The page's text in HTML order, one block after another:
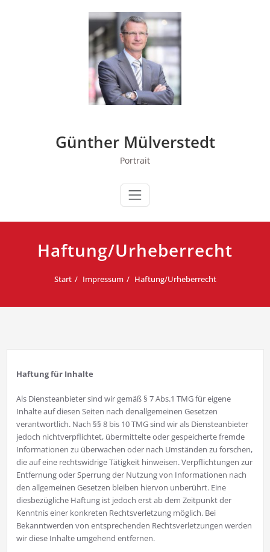
Günther Mülverstedt
Portrait
Haftung/Urheberrecht
Start Impressum Haftung/Urheberrecht
Haftung für Inhalte
Als Diensteanbieter sind wir gemäß § 7 Abs.1 TMG für eigene
Inhalte auf diesen Seiten nach denallgemeinen Gesetzen
verantwortlich. Nach §§ 8 bis 10 TMG sind wir als Diensteanbieter
jedoch nichtverpflichtet, übermittelte oder gespeicherte fremde
Informationen zu überwachen oder nach Umständen zu forschen,
die auf eine rechtswidrige Tätigkeit hinweisen. Verpflichtungen zur
Entfernung oder Sperrung der Nutzung von Informationen nach
den allgemeinen Gesetzen bleiben hiervon unberührt. Eine
diesbezügliche Haftung ist jedoch erst ab dem Zeitpunkt der
Kenntnis einer konkreten Rechtsverletzung möglich. Bei
Bekanntwerden von entsprechenden Rechtsverletzungen werden
wir diese Inhalte umgehend entfernen.